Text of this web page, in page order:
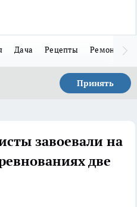
Дача Рецепты Ремонт
Принять
завоевали на
две